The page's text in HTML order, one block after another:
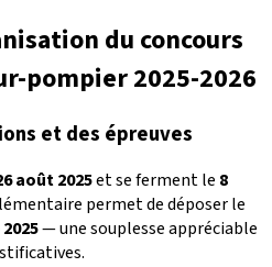
du concours
pompier 2025-2026
et des épreuves
août 2025et se ferment le 8
permet de déposer le
— une souplesse appréciable